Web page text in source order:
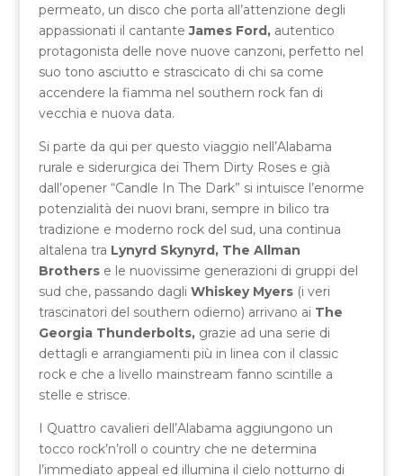
permeato, un disco che porta all’attenzione degli
appassionati il cantanteJames Ford,autentico
protagonista delle nove nuove canzoni, perfetto nel
suo tono asciutto e strascicato di chi sa come
accendere la fiamma nel southern rock fan di
vecchia e nuova data.
Si parte da qui per questo viaggio nell’Alabama
rurale e siderurgica dei Them Dirty Roses e già
dall’opener “Candle In The Dark” si intuisce l’enorme
potenzialità dei nuovi brani, sempre in bilico tra
tradizione e moderno rock del sud, una continua
altalena tra Lynyrd Skynyrd, The Allman
Brotherse le nuovissime generazioni di gruppi del
sud che, passando dagli Whiskey Myers (i veri
trascinatori del southern odierno) arrivano ai The
Georgia Thunderbolts,grazie ad una serie di
dettagli e arrangiamenti più in linea con il classic
rock e che a livello mainstream fanno scintille a
stelle e strisce.
I Quattro cavalieri dell’Alabama aggiungono un
tocco rock’n’roll o country che ne determina
l’immediato appeal ed illumina il cielo notturno di